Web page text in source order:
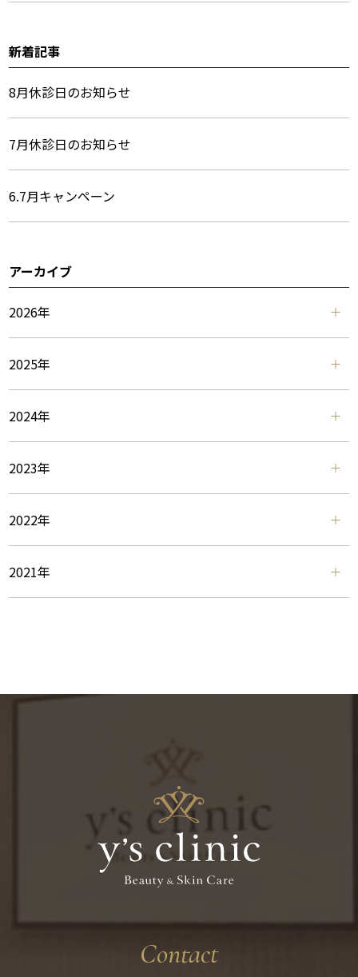
ュ
ー
新着記事
8月休診日のお知らせ
7月休診日のお知らせ
6.7月キャンペーン
アーカイブ
2026年
2025年
2024年
2023年
2022年
2021年
Contact